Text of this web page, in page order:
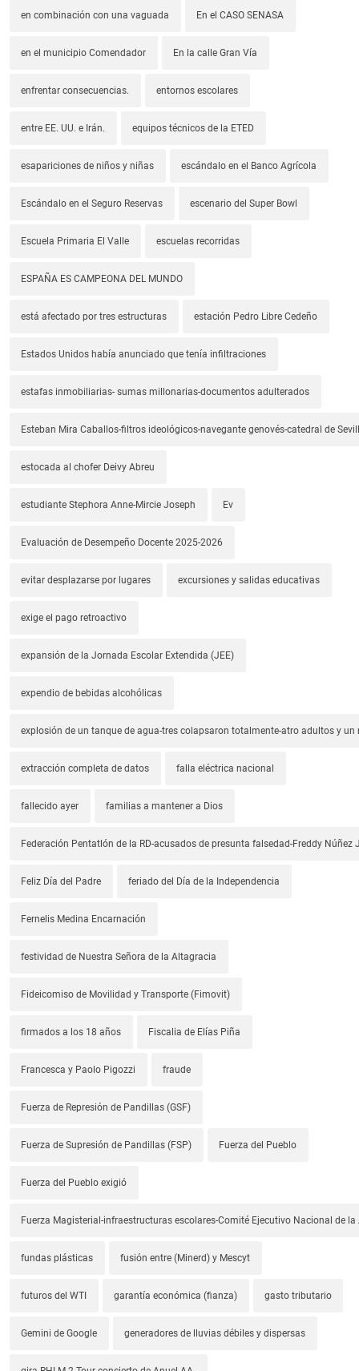
en combinación con una vaguada En el CASO SENASA
en el municipio Comendador En la calle Gran Vía
enfrentar consecuencias. entornos escolares
entre EE. UU. e Irán. equipos técnicos de la ETED
esapariciones de niños y niñas escándalo en el Banco Agrícola
Escándalo en el Seguro Reservas escenario del Super Bowl
Escuela Primaria El Valle escuelas recorridas
ESPAÑA ES CAMPEONA DEL MUNDO
está afectado por tres estructuras estación Pedro Libre Cedeño
Estados Unidos había anunciado que tenía infiltraciones
estafas inmobiliarias- sumas millonarias-documentos adulterados
Esteban Mira Caballos-filtros ideológicos-navegante genovés-catedral de
estocada al chofer Deivy Abreu
estudiante Stephora Anne-Mircie Joseph Ev
Evaluación de Desempeño Docente 2025-2026
evitar desplazarse por lugares excursiones y salidas educativas
exige el pago retroactivo
expansión de la Jornada Escolar Extendida (JEE)
expendio de bebidas alcohólicas
explosión de un tanque de agua-tres colapsaron totalmente-atro adultos y un
extracción completa de datos falla eléctrica nacional
fallecido ayer familias a mantener a Dios
Federación Pentatlón de la RD-acusados de presunta falsedad-Freddy Núñez
Feliz Día del Padre feriado del Día de la Independencia
Fernelis Medina Encarnación
festividad de Nuestra Señora de la Altagracia
Fideicomiso de Movilidad y Transporte (Fimovit)
firmados a los 18 años Fiscalia de Elías Piña
Francesca y Paolo Pigozzi fraude
Fuerza de Represión de Pandillas (GSF)
Fuerza de Supresión de Pandillas (FSP) Fuerza del Pueblo
Fuerza del Pueblo exigió
Fuerza Magisterial-infraestructuras escolares-Comité Ejecutivo Nacional de la
fundas plásticas fusión entre (Minerd) y Mescyt
futuros del WTI garantía económica (fianza) gasto tributario
Gemini de Google generadores de lluvias débiles y dispersas